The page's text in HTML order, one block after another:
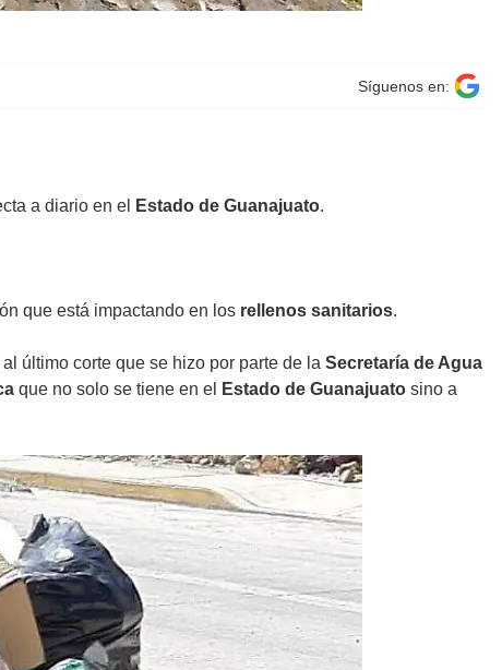
Síguenos en:
a diario en el Estado de Guanajuato.
que está impactando en los rellenos sanitarios.
último corte que se hizo por parte de la Secretaría de Agua
que no solo se tiene en el Estado de Guanajuato sino a